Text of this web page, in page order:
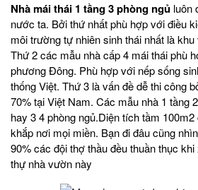
Nhà mái thái 1 tầng 3 phòng ngủ luôn
nước ta. Bởi thứ nhất phù hợp với điều
môi trường tự nhiên sinh thái nhất là
Thứ 2 các mẫu nhà cấp 4 mái thái phù
phương Đông. Phù hợp với nếp sống
thống Việt. Thứ 3 là vấn đề dễ thi công
70% tại Việt Nam. Các mẫu nhà 1 tầng
hay 3 4 phòng ngủ.Diện tích tầm
khắp nơi mọi miền. Bạn đi đâu cũng
90% các đội thợ thầu đều thuần thục
thự nhà vườn này